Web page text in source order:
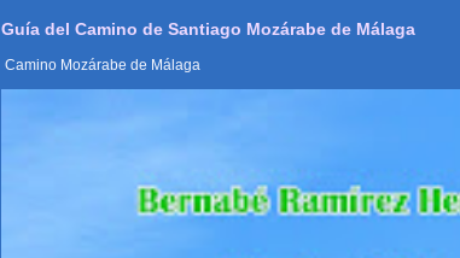
Guía del Camino de Santiago Mozárabe de Málaga
Camino Mozárabe de Málaga